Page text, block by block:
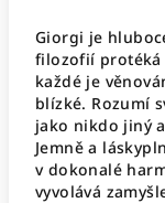
Giorgi je
filozofií protéká
každé je
blízké. Rozumí
jako nikdo jiný
Jemně a
v dokonalé
vyvolává